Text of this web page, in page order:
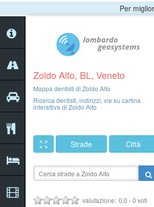
Per
Zoldo Alto, BL, Veneto
Mappa dentisti di Zoldo Alto
Ricerca dentisti, indirizzi, vie su cartina
interattiva di Zoldo Alto
Strade Città
valutazione: 0,0 -0 voti